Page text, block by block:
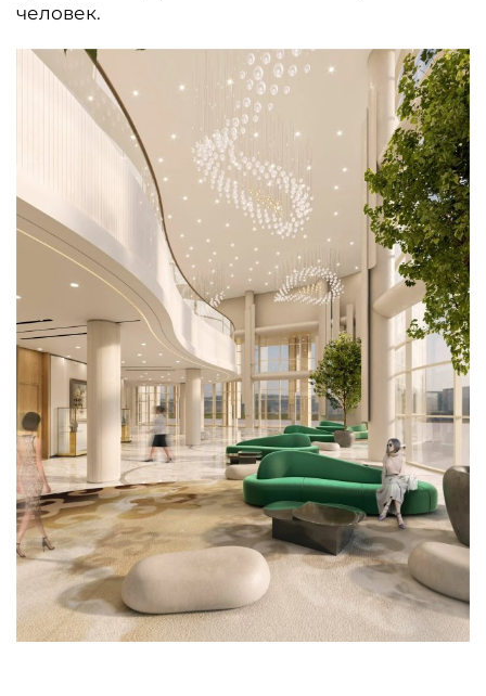
человек.